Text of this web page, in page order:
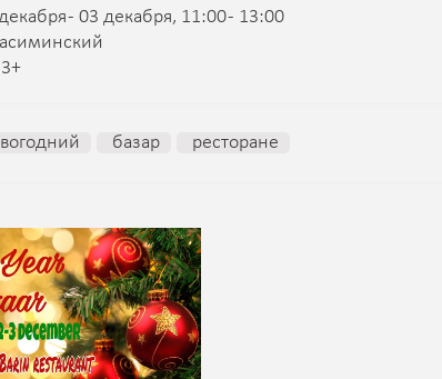
- 03 декабря, 11:00 - 13:00
базар ресторане